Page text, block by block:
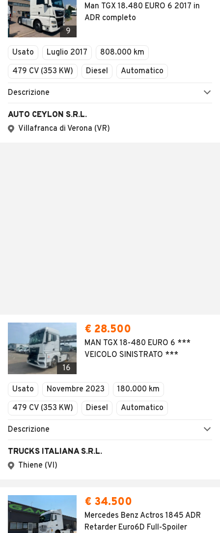
9
Man TGX 18.480 EURO 6 2017 in
ADR completo
Usato Luglio 2017
808.000 km
479 CV (353 KW)
Diesel Automatico
Descrizione
AUTO CEYLON S.R.L.
Villafranca di Verona (VR)
16
€ 28.500
MAN TGX 18-480 EURO 6 ***
VEICOLO SINISTRATO ***
Usato Novembre 2023
180.000 km
479 CV (353 KW)
Diesel Automatico
Descrizione
TRUCKS ITALIANA S.R.L.
Thiene (VI)
€ 34.500
Mercedes Benz Actros 1845 ADR
Retarder Euro6D Full-Spoiler